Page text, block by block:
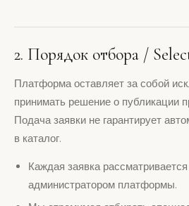
2. Порядок отбора /
Платформа оставляет за собой
принимать решение о публикации
Подача заявки не гарантирует
в каталог.
Каждая заявка
администратором платформы.